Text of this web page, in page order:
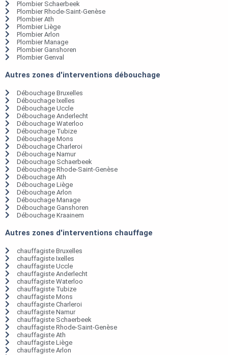
Plombier Schaerbeek
Plombier Rhode-Saint-Genèse
Plombier Ath
Plombier Liège
Plombier Arlon
Plombier Manage
Plombier Ganshoren
Plombier Genval
Autres zones d'interventions débouchage
Débouchage Bruxelles
Débouchage Ixelles
Débouchage Uccle
Débouchage Anderlecht
Débouchage Waterloo
Débouchage Tubize
Débouchage Mons
Débouchage Charleroi
Débouchage Namur
Débouchage Schaerbeek
Débouchage Rhode-Saint-Genèse
Débouchage Ath
Débouchage Liège
Débouchage Arlon
Débouchage Manage
Débouchage Ganshoren
Débouchage Kraainem
Autres zones d'interventions chauffage
chauffagiste Bruxelles
chauffagiste Ixelles
chauffagiste Uccle
chauffagiste Anderlecht
chauffagiste Waterloo
chauffagiste Tubize
chauffagiste Mons
chauffagiste Charleroi
chauffagiste Namur
chauffagiste Schaerbeek
chauffagiste Rhode-Saint-Genèse
chauffagiste Ath
chauffagiste Liège
chauffagiste Arlon